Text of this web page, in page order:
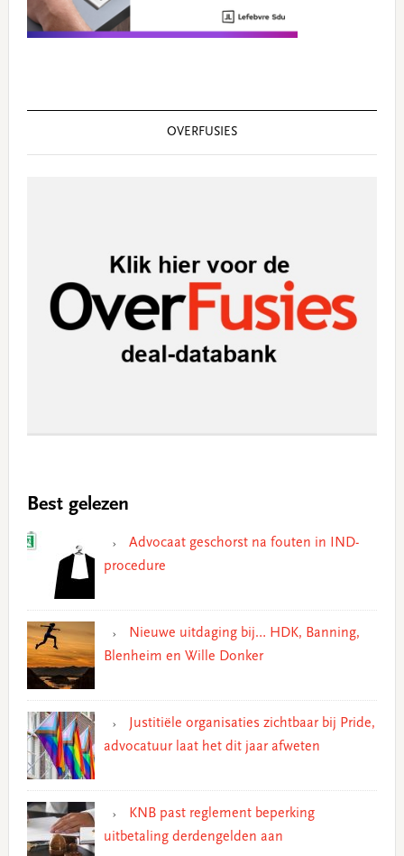
OVERFUSIES
Best gelezen
Advocaat geschorst na fouten in IND-
procedure
Nieuwe uitdaging bij… HDK, Banning,
Blenheim en Wille Donker
Justitiële organisaties zichtbaar bij Pride,
advocatuur laat het dit jaar afweten
KNB past reglement beperking
uitbetaling derdengelden aan